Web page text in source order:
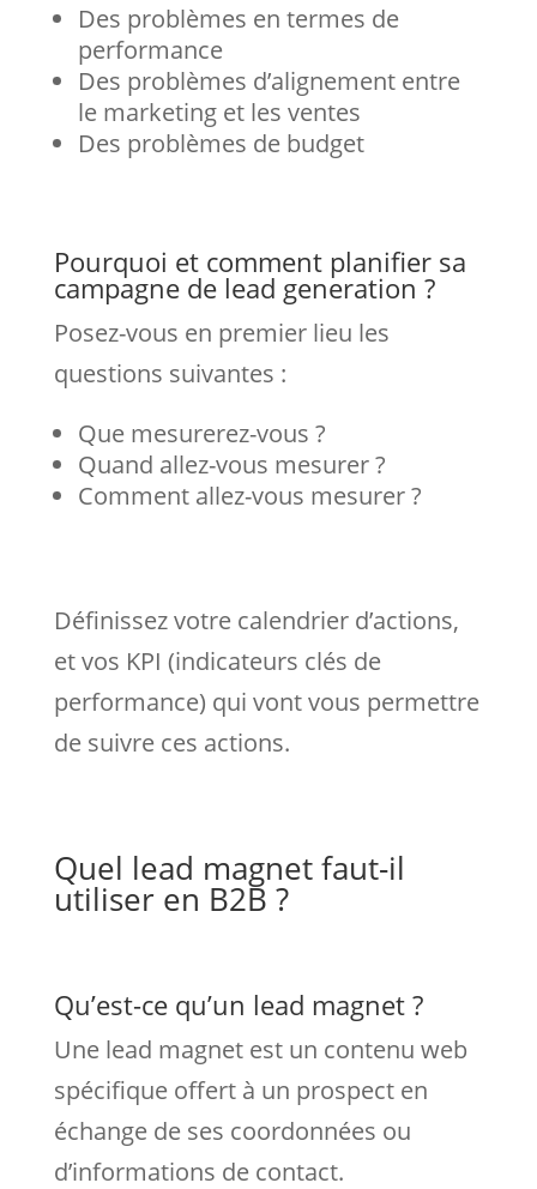
Des problèmes en termes de
performance
Des problèmes d’alignement entre
le marketing et les ventes
Des problèmes de budget
Pourquoi et comment planifier sa
campagne de lead generation ?
Posez-vous en premier lieu les
questions suivantes :
Que mesurerez-vous ?
Quand allez-vous mesurer ?
Comment allez-vous mesurer ?
Définissez votre calendrier d’actions,
et vos KPI (indicateurs clés de
performance) qui vont vous permettre
de suivre ces actions.
Quel lead magnet faut-il
utiliser en B2B ?
Qu’est-ce qu’un lead magnet ?
Une lead magnet est un contenu web
spécifique offert à un prospect en
échange de ses coordonnées ou
d’informations de contact.